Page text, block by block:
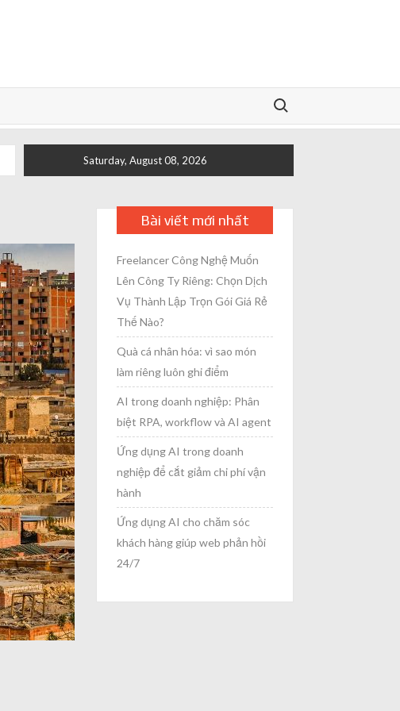
Search for:
Saturday, August 08, 2026
Bài viết mới nhất
Freelancer Công Nghệ Muốn
Lên Công Ty Riêng: Chọn Dịch
Vụ Thành Lập Trọn Gói Giá Rẻ
Thế Nào?
Quà cá nhân hóa: vì sao món
làm riêng luôn ghi điểm
AI trong doanh nghiệp: Phân
biệt RPA, workflow và AI agent
Ứng dụng AI trong doanh
nghiệp để cắt giảm chi phí vận
hành
Ứng dụng AI cho chăm sóc
khách hàng giúp web phản hồi
24/7